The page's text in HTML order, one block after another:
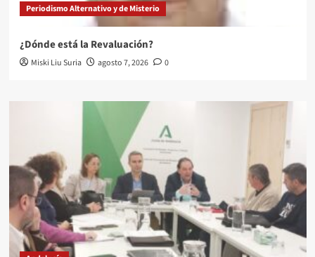
Periodismo Alternativo y de Misterio
¿Dónde está la Revaluación?
Miski Liu Suria agosto 7, 2026 0